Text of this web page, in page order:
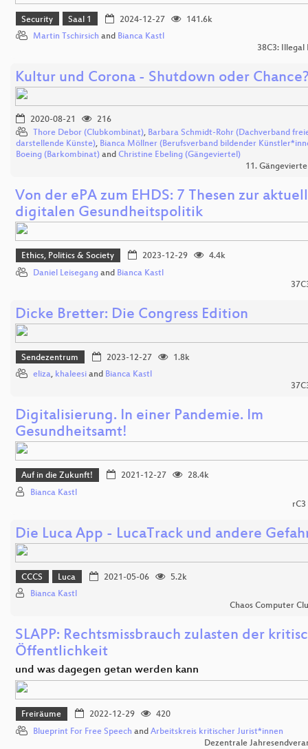
Security Saal 1 2024-12-27
141.6k
Martin Tschirsich and Bianca Kastl
38C3: Illegal
Kultur und Corona - Shutdown oder
2020-08-21
216
Thore Debor (Clubkombinat), Barbara Schmidt-Rohr (Dachverband
darstellende Künste), Bianca Möllner (Berufsverband bildender
Boeing (Barkombinat) and Christine Ebeling (Gängeviertel)
11.
Von der ePA zum EHDS: 7 Thesen zur
digitalen Gesundheitspolitik
Ethics, Politics & Society 2023-12-29
4.4k
Daniel Leisegang and Bianca Kastl
Dicke Bretter: Die Congress Edition
Sendezentrum 2023-12-27
1.8k
eliza, khaleesi and Bianca Kastl
Digitalisierung. In einer Pandemie. Im
Gesundheitsamt!
Auf in die Zukunft! 2021-12-27
28.4k
Bianca Kastl
rC3
Die Luca App - LucaTrack und andere
CCCS Luca 2021-05-06
5.2k
Bianca Kastl
Chaos Computer
SLAPP: Rechtsmissbrauch zulasten der
Öffentlichkeit
und was dagegen getan werden kann
Freiräume 2022-12-29
420
Blueprint For Free Speech and Arbeitskreis kritischer Jurist*innen
Dezentrale